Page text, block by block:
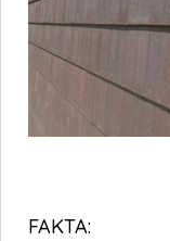
FAKTA: